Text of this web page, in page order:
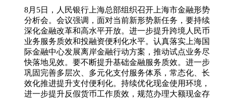
8月5日，人民银行上海总部组织召开上海市金融形势
分析会。会议强调，面对当前新形势新任务，要持续
深化金融改革和高水平开放。进一步提升跨境人民币
业务服务质效和投融资便利化水平。认真落实上海国
际金融中心发展离岸金融行动方案，推动试点业务尽
快落地见效。要不断提升基础金融服务质效。进一步
巩固完善多层次、多元化支付服务体系，常态化、长
效化推进提升支付便利化。持续优化现金使用环境，
进一步提升反假货币工作质效，规范办理大额现金存